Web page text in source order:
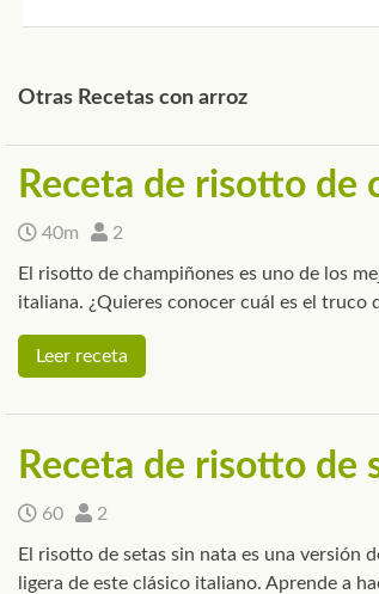
Otras Recetas con arroz
Receta de risotto de
40m 2
El risotto de champiñones es uno de los
italiana. ¿Quieres conocer cuál es el truco
Leer receta
Receta de risotto de
60 2
El risotto de setas sin nata es una versión
ligera de este clásico italiano. Aprende a